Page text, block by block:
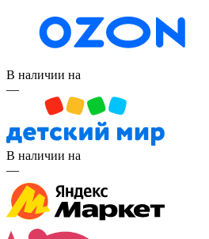
В наличии на
—
В наличии на
—